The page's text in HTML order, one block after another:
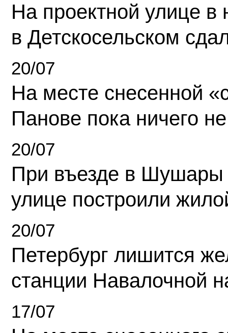
На проектной улице
в Детскосельском
20/07
На месте снесенной
Панове пока ничего
20/07
При въезде в Шушары
улице построили
20/07
Петербург лишится
станции Навалочной
17/07